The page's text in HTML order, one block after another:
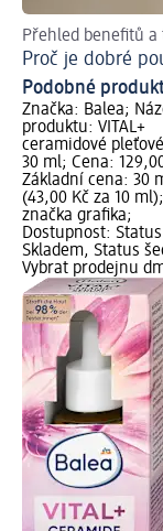
Přehled benefitů
Proč je dobré
Podobné
Značka: Balea;
produktu: VITAL+
ceramidové
30 ml; Cena:
Základní cena: 30
(43,00 Kč za 10
značka grafika;
Dostupnost:
Skladem, Status
Vybrat prodejnu